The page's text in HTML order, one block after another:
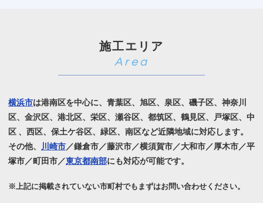
施工エリア
横浜市は港南区を中心に、青葉区、旭区、泉区、磯子区、神奈川
区、金沢区、港北区、栄区、瀬谷区、 都筑区、鶴見区、戸塚区、中
区 、西区、保土ケ谷区、緑区、南区など近隣地域に対応します。
その他、
川崎市 ／鎌倉市／藤沢市／横須賀市／大和市／厚木市／平
塚市／町田市／東京都南部にも対応が可能です。
※上記に掲載されていない市町村でもまずはお問い合わせください。